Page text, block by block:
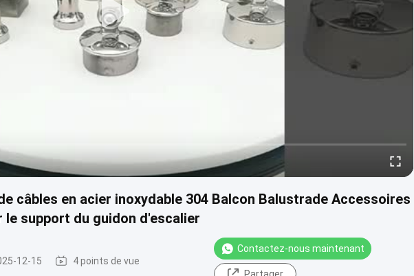
câbles en acier inoxydable 304 Balcon Balustrade Accessoires
support du guidon d'escalier
12-15 4 points de vue
Contactez-nous maintenant
Partager